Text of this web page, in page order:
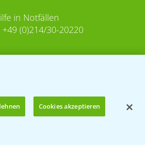
in Notfällen
+49 (0)214/30-20220
Cookies akzeptieren